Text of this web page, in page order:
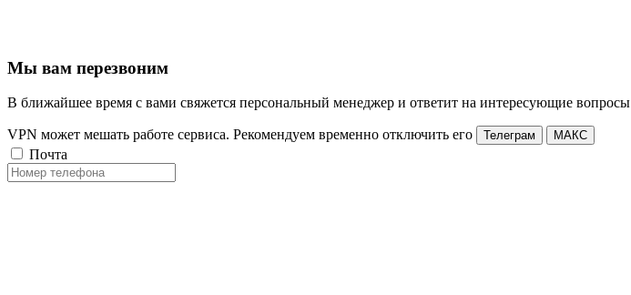
Мы вам перезвоним
В ближайшее время с вами свяжется персональный менеджер и ответит на интересующие вопросы
VPN может мешать работе сервиса. Рекомендуем временно отключить его Телеграм МАКС
Почта